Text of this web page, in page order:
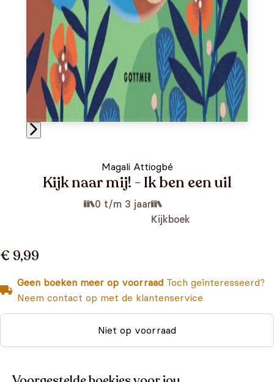
Magali Attiogbé
Kijk naar mij! - Ik ben een uil
0 t/m 3 jaar
Kijkboek
€ 9,99
Geen boeken meer op voorraad Toch geïnteresseerd?
Neem contact op met de klantenservice
Niet op voorraad